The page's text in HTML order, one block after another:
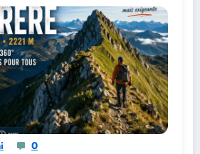
0